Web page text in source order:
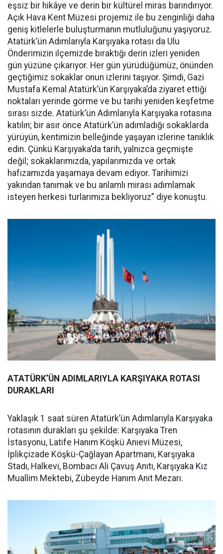
eşsiz bir hikâye ve derin bir kültürel miras barındırıyor.
Açık Hava Kent Müzesi projemiz ile bu zenginliği daha
geniş kitlelerle buluşturmanın mutluluğunu yaşıyoruz.
Atatürk’ün Adımlarıyla Karşıyaka rotası da Ulu
Önderimizin ilçemizde bıraktığı derin izleri yeniden
gün yüzüne çıkarıyor. Her gün yürüdüğümüz, önünden
geçtiğimiz sokaklar onun izlerini taşıyor. Şimdi, Gazi
Mustafa Kemal Atatürk’ün Karşıyaka’da ziyaret ettiği
noktaları yerinde görme ve bu tarihi yeniden keşfetme
sırası sizde. Atatürk’ün Adımlarıyla Karşıyaka rotasına
katılın; bir asır önce Atatürk’ün adımladığı sokaklarda
yürüyün, kentimizin belleğinde yaşayan izlerine tanıklık
edin. Çünkü Karşıyaka’da tarih, yalnızca geçmişte
değil; sokaklarımızda, yapılarımızda ve ortak
hafızamızda yaşamaya devam ediyor. Tarihimizi
yakından tanımak ve bu anlamlı mirası adımlamak
isteyen herkesi turlarımıza bekliyoruz” diye konuştu.
ATATÜRK’ÜN ADIMLARIYLA KARŞIYAKA ROTASI
DURAKLARI
Yaklaşık 1 saat süren Atatürk’ün Adımlarıyla Karşıyaka
rotasının durakları şu şekilde: Karşıyaka Tren
İstasyonu, Latife Hanım Köşkü Anıevi Müzesi,
İplikçizade Köşkü-Çağlayan Apartmanı, Karşıyaka
Stadı, Halkevi, Bombacı Ali Çavuş Anıtı, Karşıyaka Kız
Muallim Mektebi, Zübeyde Hanım Anıt Mezarı.